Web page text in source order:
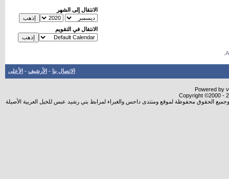
الانتقال إلى الشهر
الانتقال في التقويم
الاتصال بنا - الأرشيف - الأعلى
Powered by
Copyright ©2000 -
الحقوق محفوظة لموقع ومنتدى داحس والغبراء لمرابط بني رشيد عبس للخيل العربية الأصيلة